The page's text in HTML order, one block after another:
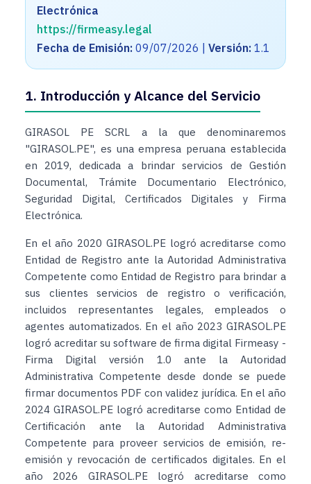
Electrónica
https://firmeasy.legal
Fecha de Emisión: 09/07/2026 | Versión: 1.1
1. Introducción y Alcance del Servicio
GIRASOL PE SCRL a la que denominaremos
"GIRASOL.PE", es una empresa peruana establecida
en 2019, dedicada a brindar servicios de Gestión
Documental, Trámite Documentario Electrónico,
Seguridad Digital, Certificados Digitales y Firma
Electrónica.
En el año 2020 GIRASOL.PE logró acreditarse como
Entidad de Registro ante la Autoridad Administrativa
Competente como Entidad de Registro para brindar a
sus clientes servicios de registro o verificación,
incluidos representantes legales, empleados o
agentes automatizados. En el año 2023 GIRASOL.PE
logró acreditar su software de firma digital Firmeasy -
Firma Digital versión 1.0 ante la Autoridad
Administrativa Competente desde donde se puede
firmar documentos PDF con validez jurídica. En el año
2024 GIRASOL.PE logró acreditarse como Entidad de
Certificación ante la Autoridad Administrativa
Competente para proveer servicios de emisión, re-
emisión y revocación de certificados digitales. En el
año 2026 GIRASOL.PE logró acreditarse como